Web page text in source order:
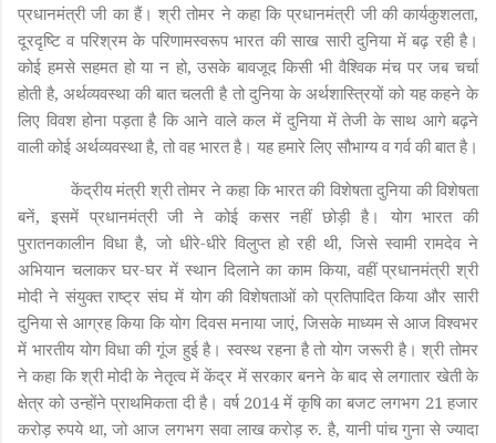
प्रधानमंत्री जी का हैं। श्री तोमर ने कहा कि प्रधानमंत्री जी की कार्यकुशलता,
दूरदृष्टि व परिश्रम के परिणामस्वरूप भारत की साख सारी दुनिया में बढ़ रही है।
कोई हमसे सहमत हो या न हो, उसके बावजूद किसी भी वैश्विक मंच पर जब चर्चा
होती है, अर्थव्यवस्था की बात चलती है तो दुनिया के अर्थशास्त्रियों को यह कहने के
लिए विवश होना पड़ता है कि आने वाले कल में दुनिया में तेजी के साथ आगे बढ़ने
वाली कोई अर्थव्यवस्था है, तो वह भारत है। यह हमारे लिए सौभाग्य व गर्व की बात है।
केंद्रीय मंत्री श्री तोमर ने कहा कि भारत की विशेषता दुनिया की विशेषता
बनें, इसमें प्रधानमंत्री जी ने कोई कसर नहीं छोड़ी है। योग भारत की
पुरातनकालीन विधा है, जो धीरे-धीरे विलुप्त हो रही थी, जिसे स्वामी रामदेव ने
अभियान चलाकर घर-घर में स्थान दिलाने का काम किया, वहीं प्रधानमंत्री श्री
मोदी ने संयुक्त राष्ट्र संघ में योग की विशेषताओं को प्रतिपादित किया और सारी
दुनिया से आग्रह किया कि योग दिवस मनाया जाएं, जिसके माध्यम से आज विश्वभर
में भारतीय योग विधा की गूंज हुई है। स्वस्थ रहना है तो योग जरूरी है। श्री तोमर
ने कहा कि श्री मोदी के नेतृत्व में केंद्र में सरकार बनने के बाद से लगातार खेती के
क्षेत्र को उन्होंने प्राथमिकता दी है। वर्ष 2014 में कृषि का बजट लगभग 21 हजार
करोड़ रुपये था, जो आज लगभग सवा लाख करोड़ रु. है, यानी पांच गुना से ज्यादा